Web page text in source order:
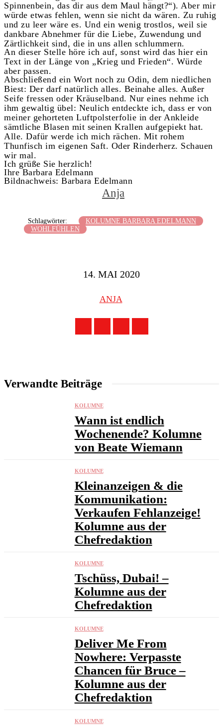
Spinnenbein, das dir aus dem Maul hängt?“). Aber mir
würde etwas fehlen, wenn sie nicht da wären. Zu ruhig
und zu leer wäre es. Und ein wenig trostlos, weil sie
dankbare Abnehmer für die Liebe, Zuwendung und
Zärtlichkeit sind, die in uns allen schlummern.
An dieser Stelle höre ich auf, sonst wird das hier ein
Text in der Länge von „Krieg und Frieden“. Würde
aber passen.
Abschließend ein Wort noch zu Odin, dem niedlichen
Biest: Der darf natürlich alles. Beinahe alles. Außer
Seife fressen oder Kräuselband. Nur eines nehme ich
ihm gewaltig übel: Neulich entdeckte ich, dass er von
meiner gehorteten Luftpolsterfolie in der Ankleide
sämtliche Blasen mit seinen Krallen aufgepiekt hat.
Alle. Dafür werde ich mich rächen. Mit rohem
Thunfisch im eigenen Saft. Oder Rinderherz. Schauen
wir mal.
Ich grüße Sie herzlich!
Ihre Barbara Edelmann
Bildnachweis: Barbara Edelmann
Anja
Schlagwörter:
KOLUMNE BARBARA EDELMANN
WOHLFÜHLEN
14. MAI 2020
ANJA
Verwandte Beiträge
KOLUMNE
Wann ist endlich
Wochenende? Kolumne
von Beate Wiemann
KOLUMNE
Kleinanzeigen & die
Kommunikation:
Verkaufen Fehlanzeige!
Kolumne aus der
Chefredaktion
KOLUMNE
Tschüss, Dubai! –
Kolumne aus der
Chefredaktion
KOLUMNE
Deliver Me From
Nowhere: Verpasste
Chancen für Bruce –
Kolumne aus der
Chefredaktion
KOLUMNE